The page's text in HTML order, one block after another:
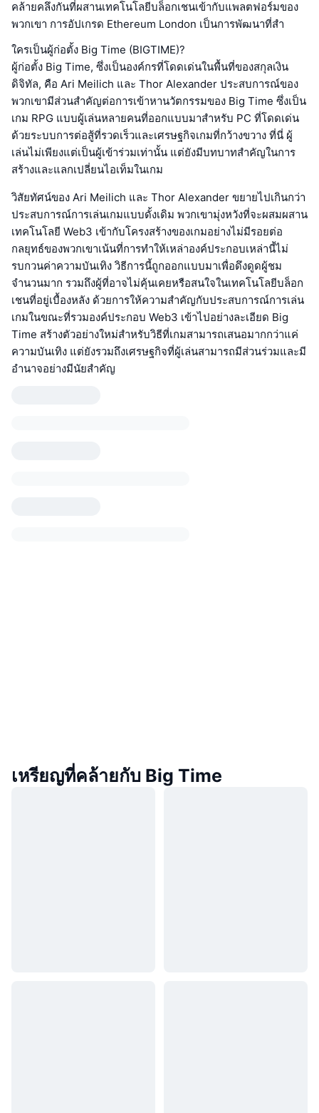
คล้ายคลึงกันที่ผสานเทคโนโลยีบล็อกเชนเข้ากับแพลตฟอร์มของ
พวกเขา การอัปเกรด Ethereum London เป็นการพัฒนาที่สำ
ใครเป็นผู้ก่อตั้ง Big Time (BIGTIME)?
ผู้ก่อตั้ง Big Time, ซึ่งเป็นองค์กรที่โดดเด่นในพื้นที่ของสกุลเงิน
ดิจิทัล, คือ Ari Meilich และ Thor Alexander ประสบการณ์ของ
พวกเขามีส่วนสำคัญต่อการเข้าหานวัตกรรมของ Big Time ซึ่งเป็น
เกม RPG แบบผู้เล่นหลายคนที่ออกแบบมาสำหรับ PC ที่โดดเด่น
ด้วยระบบการต่อสู้ที่รวดเร็วและเศรษฐกิจเกมที่กว้างขวาง ที่นี่ ผู้
เล่นไม่เพียงแต่เป็นผู้เข้าร่วมเท่านั้น แต่ยังมีบทบาทสำคัญในการ
สร้างและแลกเปลี่ยนไอเท็มในเกม
วิสัยทัศน์ของ Ari Meilich และ Thor Alexander ขยายไปเกินกว่า
ประสบการณ์การเล่นเกมแบบดั้งเดิม พวกเขามุ่งหวังที่จะผสมผสาน
เทคโนโลยี Web3 เข้ากับโครงสร้างของเกมอย่างไม่มีรอยต่อ
กลยุทธ์ของพวกเขาเน้นที่การทำให้เหล่าองค์ประกอบเหล่านี้ไม่
รบกวนค่าความบันเทิง วิธีการนี้ถูกออกแบบมาเพื่อดึงดูดผู้ชม
จำนวนมาก รวมถึงผู้ที่อาจไม่คุ้นเคยหรือสนใจในเทคโนโลยีบล็อก
เชนที่อยู่เบื้องหลัง ด้วยการให้ความสำคัญกับประสบการณ์การเล่น
เกมในขณะที่รวมองค์ประกอบ Web3 เข้าไปอย่างละเอียด Big
Time สร้างตัวอย่างใหม่สำหรับวิธีที่เกมสามารถเสนอมากกว่าแค่
ความบันเทิง แต่ยังรวมถึงเศรษฐกิจที่ผู้เล่นสามารถมีส่วนร่วมและมี
อำนาจอย่างมีนัยสำคัญ
เหรียญที่คล้ายกับ Big Time